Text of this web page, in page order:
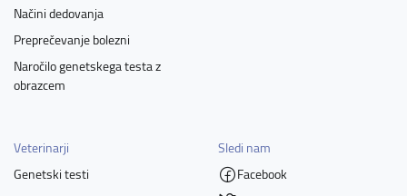
Načini dedovanja
Preprečevanje bolezni
Naročilo genetskega testa z
obrazcem
Veterinarji
Genetski testi
Sledi nam
Facebook